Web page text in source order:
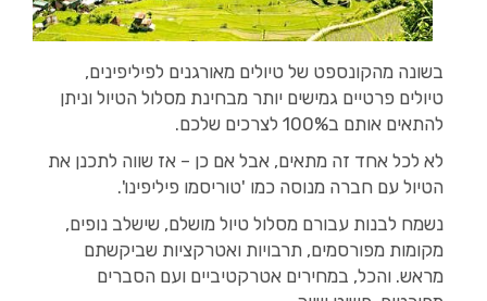
בשונה מהקונספט של טיולים מאורגנים לפיליפינים,
טיולים פרטיים גמישים יותר מבחינת מסלול הטיול וניתן
להתאים אותם ב100% לצרכים שלכם.
לא לכל אחד זה מתאים, אבל אם כן – אז שווה לתכנן את
הטיול עם חברה מנוסה כמו 'טוריסמו פיליפינו'.
נשמח לבנות עבורם מסלול טיול מושלם, שישלב נופים,
מקומות מפורסמים, תרבויות ואטרקציות שביקשתם
מראש. והכל, במחירים אטרקטיביים ועם הסברים